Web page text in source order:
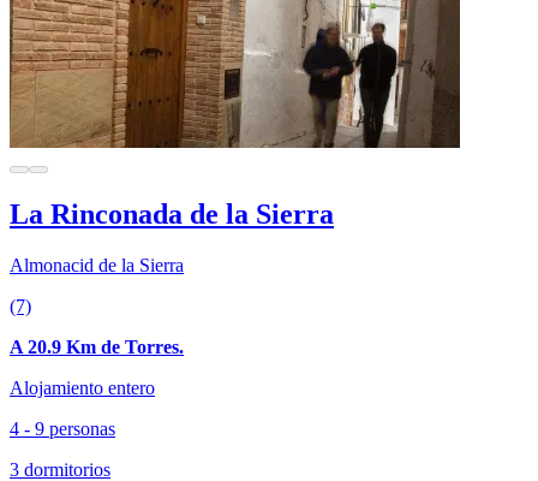
La Rinconada de la Sierra
Almonacid de la Sierra
(7)
A 20.9 Km de Torres.
Alojamiento entero
4 - 9 personas
3 dormitorios